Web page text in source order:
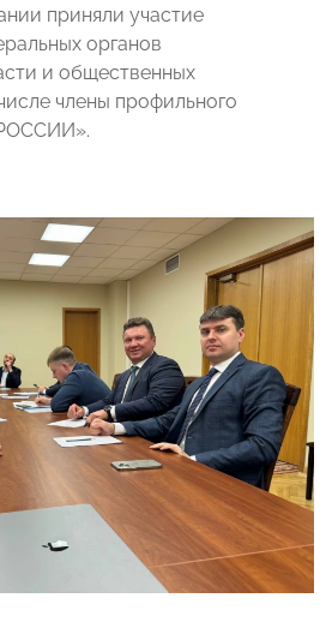
приняли участие
органов
и общественных
члены профильного